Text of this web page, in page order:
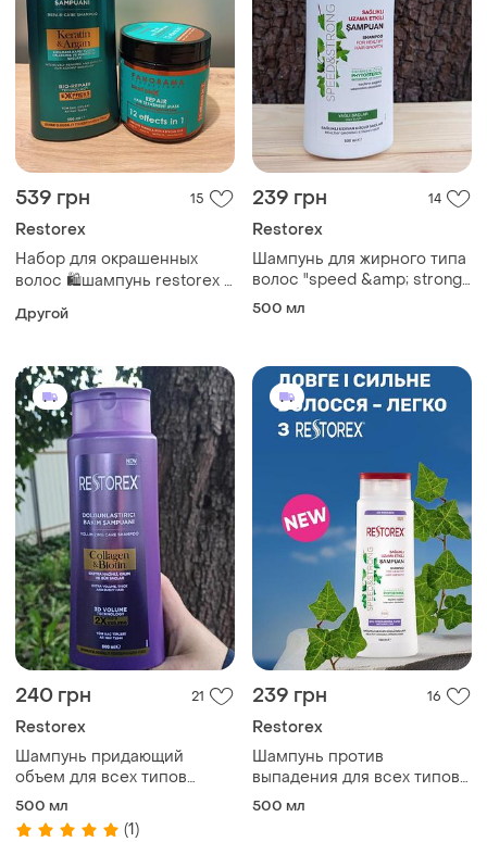
539 грн 15
Restorex
Набор для окрашенных
волос 🛍️шампунь restorex +
маска panorama✔️
Другой
239 грн 14
Restorex
Шампунь для жирного типа
волос "speed &amp; strong"
restorex, 500 мл
500 мл
240 грн 21
Restorex
Шампунь придающий
объем для всех типов
волос "коллаген и биотин"
restorex, 500 мл
500 мл
(1)
239 грн 16
Restorex
Шампунь против
выпадения для всех типов
волос "speed &amp; strong"
500 мл